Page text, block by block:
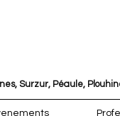
Surzur, Péaule,